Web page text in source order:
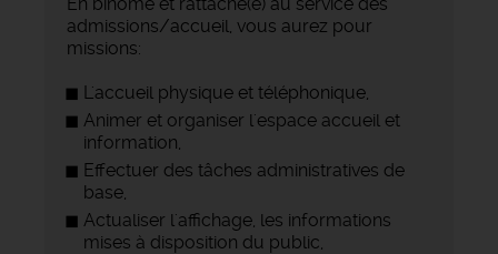
admissions/accueil, vous aurez pour
missions:
L'accueil physique et téléphonique,
Animer et organiser l'espace accueil et
information,
Effectuer des tâches administratives de
base,
Actualiser l'affichage, les informations
mises à disposition du public,